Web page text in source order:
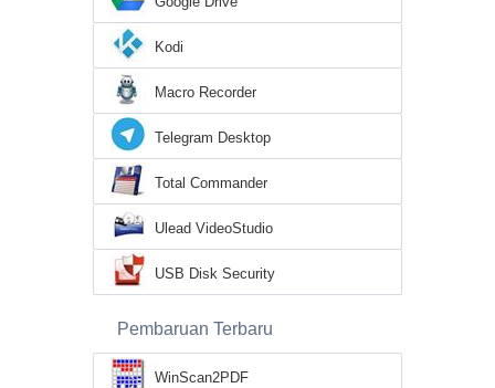
Kodi
Macro Recorder
Telegram Desktop
Total Commander
Ulead VideoStudio
USB Disk Security
Pembaruan Terbaru
WinScan2PDF